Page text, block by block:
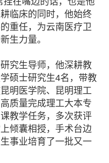
临床的同时，他始终
重任，为云南医疗卫
生力量。
生导师，他深耕教
硕士研究生4名，带教
明医学院、昆明理工
质量完成理工大本专
教学任务，多次获评
倾囊相授，手术台边
事业培育了一批又一